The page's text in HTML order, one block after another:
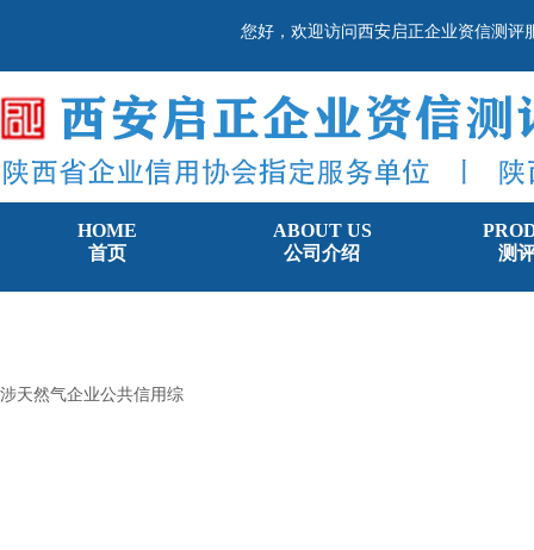
您好，欢迎访问西安启正企业资信测评
HOME
首页
ABOUT US
公司介绍
测
涉天然气企业公共信用综